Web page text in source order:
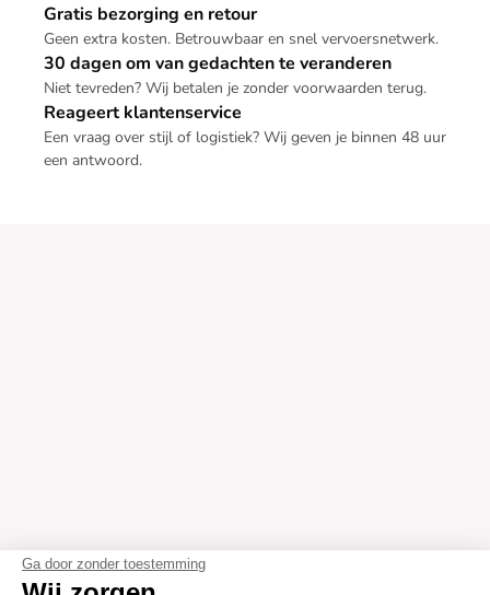
Ga door zonder toestemming
Gratis bezorging en retour
Geen extra kosten. Betrouwbaar en snel vervoersnetwerk.
30 dagen om van gedachten te veranderen
Niet tevreden? Wij betalen je zonder voorwaarden terug.
Reageert klantenservice
Een vraag over stijl of logistiek? Wij geven je binnen 48 uur
een antwoord.